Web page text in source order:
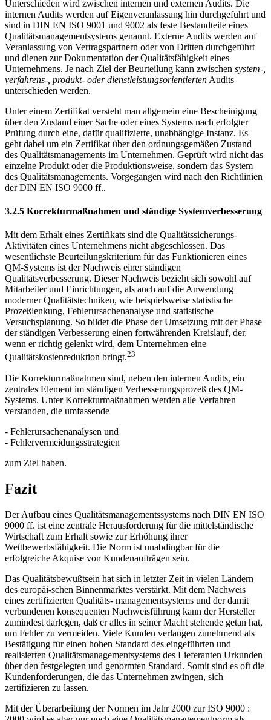
Unterschieden wird zwischen internen und externen Audits. Die
internen Audits werden auf Eigenveranlassung hin durchgeführt und
sind in DIN EN ISO 9001 und 9002 als feste Bestandteile eines
Qualitätsmanagementsystems genannt. Externe Audits werden auf
Veranlassung von Vertragspartnern oder von Dritten durchgeführt
und dienen zur Dokumentation der Qualitätsfähigkeit eines
Unternehmens. Je nach Ziel der Beurteilung kann zwischen system-,
verfahrens-, produkt- oder dienstleistungsorientierten Audits
unterschieden werden.
Unter einem Zertifikat versteht man allgemein eine Bescheinigung
über den Zustand einer Sache oder eines Systems nach erfolgter
Prüfung durch eine, dafür qualifizierte, unabhängige Instanz. Es
geht dabei um ein Zertifikat über den ordnungsgemäßen Zustand
des Qualitätsmanagements im Unternehmen. Geprüft wird nicht das
einzelne Produkt oder die Produktionsweise, sondern das System
des Qualitätsmanagements. Vorgegangen wird nach den Richtlinien
der DIN EN ISO 9000 ff..
3.2.5 Korrekturmaßnahmen und ständige Systemverbesserung
Mit dem Erhalt eines Zertifikats sind die Qualitätssicherungs-
Aktivitäten eines Unternehmens nicht abgeschlossen. Das
wesentlichste Beurteilungskriterium für das Funktionieren eines
QM-Systems ist der Nachweis einer ständigen
Qualitätsverbesserung. Dieser Nachweis bezieht sich sowohl auf
Mitarbeiter und Einrichtungen, als auch auf die Anwendung
moderner Qualitätstechniken, wie beispielsweise statistische
Prozeßlenkung, Fehlerursachenanalyse und statistische
Versuchsplanung. So bildet die Phase der Umsetzung mit der Phase
der ständigen Verbesserung einen fortwährenden Kreislauf, der,
wenn er richtig gelenkt wird, dem Unternehmen eine
Qualitätskostenreduktion bringt.23
Die Korrekturmaßnahmen sind, neben den internen Audits, ein
zentrales Element im ständigen Verbesserungsprozeß des QM-
Systems. Unter Korrekturmaßnahmen werden alle Verfahren
verstanden, die umfassende
- Fehlerursachenanalysen und
- Fehlervermeidungsstrategien
zum Ziel haben.
Fazit
Der Aufbau eines Qualitätsmanagementssystems nach DIN EN ISO
9000 ff. ist eine zentrale Herausforderung für die mittelständische
Wirtschaft zum Erhalt sowie zur Erhöhung ihrer
Wettbewerbsfähigkeit. Die Norm ist unabdingbar für die
erfolgreiche Akquise von Kundenaufträgen sein.
Das Qualitätsbewußtsein hat sich in letzter Zeit in vielen Ländern
des europäi-schen Binnenmarktes verstärkt. Mit dem Nachweis
eines zertifizierten Qualitäts- managementsystems und der damit
verbundenen konsequenten Nachweisführung kann der Hersteller
zumindest darlegen, daß er alles in seiner Macht stehende getan hat,
um Fehler zu vermeiden. Viele Kunden verlangen zunehmend als
Bestätigung für einen hohen Standard des eingeführten und
realisierten Qualitätsmanagementsystems des Lieferanten Urkunden
über den festgelegten und genormten Standard. Somit sind es oft die
Kundenforderungen, die das Unternehmen zwingen, sich
zertifizieren zu lassen.
Mit der Überarbeitung der Normen im Jahr 2000 zur ISO 9000 :